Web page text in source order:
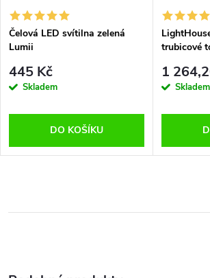
Čelová LED svítilna zelená
Lumii
445 Kč
Skladem
DO KOŠÍKU
trubicové
1
Skladem